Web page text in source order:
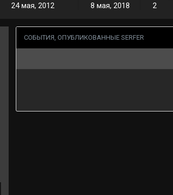
24 мая, 2012 8 мая, 2018 2
СОБЫТИЯ, ОПУБЛИКОВАННЫЕ SERFER